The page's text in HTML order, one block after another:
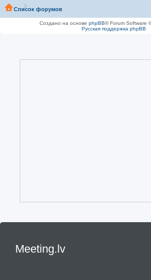
Список форумов
Создано на основе phpBB® Forum Software
Русская поддержка phpBB
Meeting.lv